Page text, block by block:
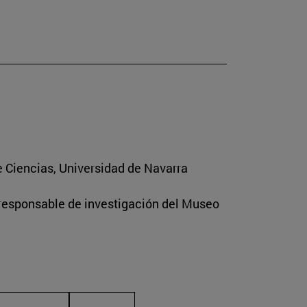
Universidad de Navarra
de investigación del Museo